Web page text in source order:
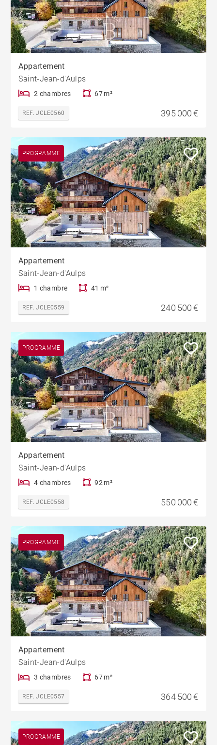
Appartement
Saint-Jean-d'Aulps
2 chambres 67 m²
REF. JCLE0560 395 000 €
PROGRAMME
Appartement
Saint-Jean-d'Aulps
1 chambre 41 m²
REF. JCLE0559 240 500 €
PROGRAMME
Appartement
Saint-Jean-d'Aulps
4 chambres 92 m²
REF. JCLE0558 550 000 €
PROGRAMME
Appartement
Saint-Jean-d'Aulps
3 chambres 67 m²
REF. JCLE0557 364 500 €
PROGRAMME